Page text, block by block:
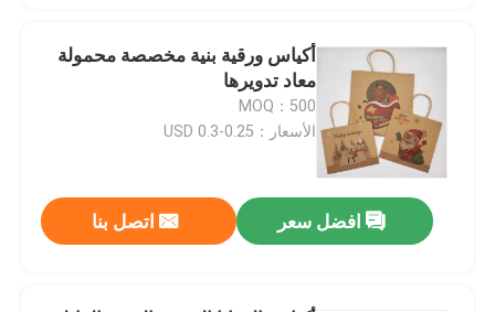
طباعة الكتب ذات الأغطية الناعمة
صناديق تعبئة الأحذية
صناديق حزم الملابس
أكياس ورقية بنية مخصصة محمولة
معاد تدويرها
MOQ：500
الأسعار：0.25-0.3 USD
افضل سعر اتصل بنا